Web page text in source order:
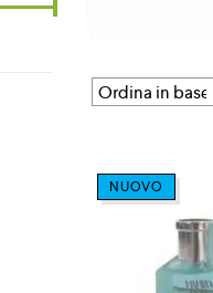
NUOVO